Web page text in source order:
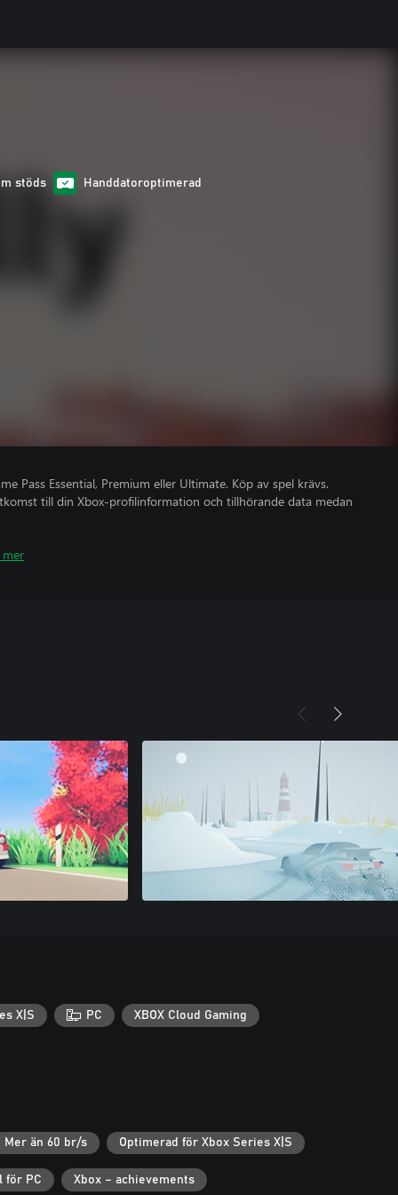
stöds Handdatoroptimerad
Pass Essential, Premium eller Ultimate. Köp av spel krävs.
till din Xbox-profilinformation och tillhörande data medan
mer
X|S PC XBOX Cloud Gaming
Mer än 60 br/s Optimerad för Xbox Series X|S
för PC Xbox – achievements